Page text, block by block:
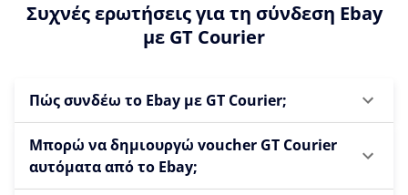
Συχνές ερωτήσεις για τη σύνδεση Ebay
με GT Courier
Πώς συνδέω το Ebay με GT Courier;
Μπορώ να δημιουργώ voucher GT Courier
αυτόματα από το Ebay;